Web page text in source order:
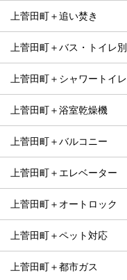
上菅田町＋追い焚き
上菅田町＋バス・トイレ別
上菅田町＋シャワートイレ
上菅田町＋浴室乾燥機
上菅田町＋バルコニー
上菅田町＋エレベーター
上菅田町＋オートロック
上菅田町＋ペット対応
上菅田町＋都市ガス